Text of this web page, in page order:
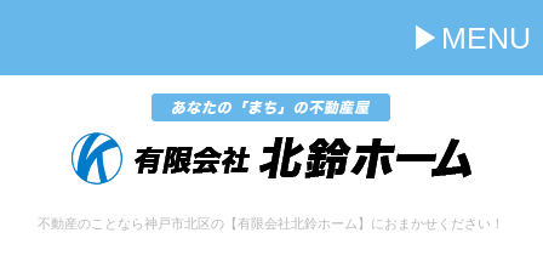
MENU
不動産のことなら神戸市北区の【有限会社北鈴ホーム】におまかせください！